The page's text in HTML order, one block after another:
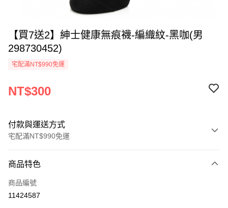
【買7送2】紳士健康無痕襪-編織紋-黑咖(男
298730452)
宅配滿NT$990免運
NT$300
付款與運送方式
宅配滿NT$990免運
信用卡一次付款
LINE Pay
商品特色
商品編號
11424587